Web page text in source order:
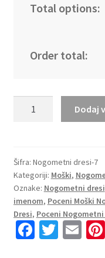
Total options:
Order total:
Juventus
2025-
2026
zelena
koncept
količina
Dodaj
Šifra: Nogometni dresi-7
Kategoriji: Moški,
Oznake: Nogometni dresi
imenom, Poceni Moški
Dresi, Poceni
Fa T E